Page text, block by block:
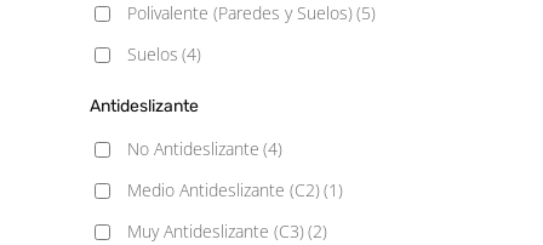
Polivalente (Paredes y Suelos)(5)
Suelos (4)
Antideslizante
No Antideslizante (4)
Medio Antideslizante (C2)(1)
Muy Antideslizante (C3)(2)